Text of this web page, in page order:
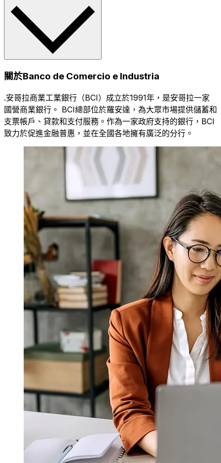
關於Banco de Comercio e Industria
.安哥拉商業工業銀行（BCI）成立於1991年，是安哥拉一家
國營商業銀行。 BCI總部位於羅安達，為大眾市場提供儲蓄和
支票帳戶、貸款和支付服務。作為一家政府支持的銀行，BCI
致力於促進金融普惠，並在全國各地擁有廣泛的分行。